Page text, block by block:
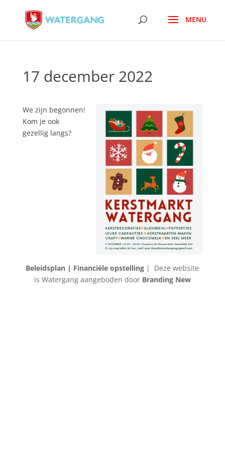
17 december 2022
We zijn begonnen!
Kom je ook
gezellig langs?
Beleidsplan | Financiële opstelling | Deze website
is Watergang aangeboden door Branding New